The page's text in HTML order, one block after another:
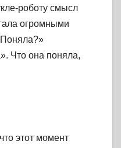
роботу смысл
огромными
Что она поняла,
этот момент